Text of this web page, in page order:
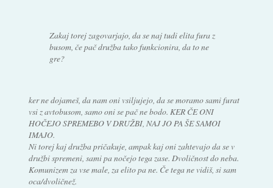
Zakaj torej zagovarjajo, da se naj tudi elita fura z
busom, če pač družba tako funkcionira, da to ne
gre?
ker ne dojameš, da nam oni vsiljujejo, da se moramo sami furat
vsi z avtobusom, samo oni se pač ne bodo. KER ČE ONI
HOČEJO SPREMEBO V DRUŽBI, NAJ JO PA ŠE SAMOI
IMAJO.
Ni torej kaj družba pričakuje, ampak kaj oni zahtevajo da se v
družbi spremeni, sami pa nočejo tega zase. Dvoličnost do neba.
Komunizem za vse male, za elito pa ne. Če tega ne vidiš, si sam
oca/dvoličnež.